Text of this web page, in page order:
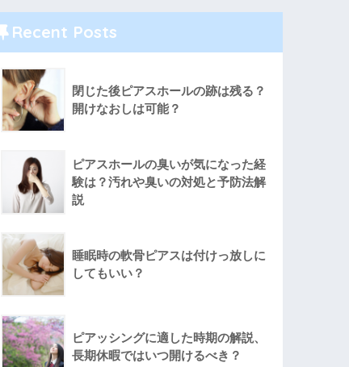
Recent Posts
閉じた後ピアスホールの跡は残る？
開けなおしは可能？
ピアスホールの臭いが気になった経
験は？汚れや臭いの対処と予防法解
説
睡眠時の軟骨ピアスは付けっ放しに
してもいい？
ピアッシングに適した時期の解説、
長期休暇ではいつ開けるべき？